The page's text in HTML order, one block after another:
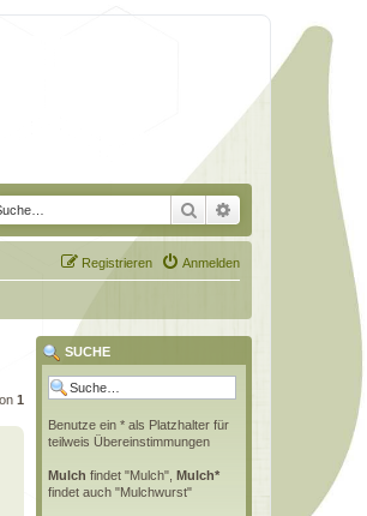
Suche Erweiterte Suche
Anmelden
Registrieren
1
SUCHE
Benutze ein * als Platzhalter für
teilweis Übereinstimmungen
Mulch findet "Mulch", Mulch*
findet auch "Mulchwurst"